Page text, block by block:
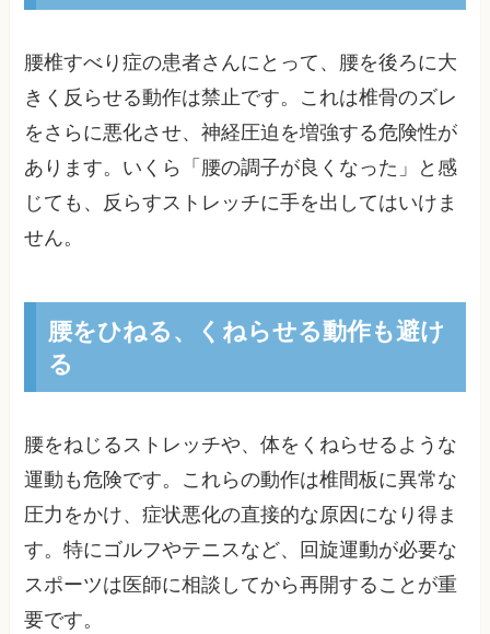
腰椎すべり症の患者さんにとって、腰を後ろに大
きく反らせる動作は禁止です。これは椎骨のズレ
をさらに悪化させ、神経圧迫を増強する危険性が
あります。いくら「腰の調子が良くなった」と感
じても、反らすストレッチに手を出してはいけま
せん。
腰をひねる、くねらせる動作も避け
る
腰をねじるストレッチや、体をくねらせるような
運動も危険です。これらの動作は椎間板に異常な
圧力をかけ、症状悪化の直接的な原因になり得ま
す。特にゴルフやテニスなど、回旋運動が必要な
スポーツは医師に相談してから再開することが重
要です。